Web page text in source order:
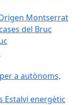
Montserrat
del Bruc
a autònoms,
Estalvi energètic